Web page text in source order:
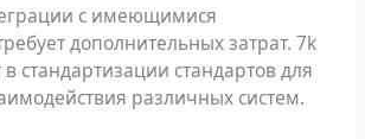
с имеющимися
дополнительных затрат. 7k
в стандартизации стандартов для
различных систем.